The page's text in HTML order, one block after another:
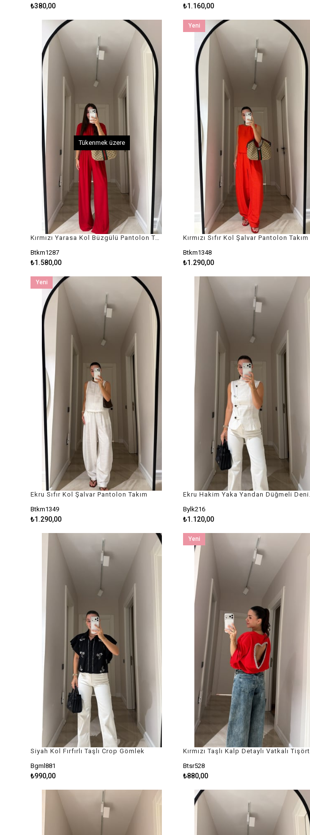
₺380,00 ₺1.160,00
Btkm1287
₺1.580,00
Tükenmek üzere
Kırmızı Sıfır Kol Şalvar Pantolon Takım
Btkm1348
₺1.290,00
Yeni
Ekru Sıfır Kol Şalvar Pantolon Takım
Btkm1349
₺1.290,00
Yeni
Ürün
Bylk216
₺1.120,00
Siyah Kol Fırfırlı Taşlı Crop Gömlek
Bgml881
₺990,00
Kırmızı Taşlı Kalp Detaylı Vatkalı Tişört
Btsr528
₺880,00
Yeni
Ürün